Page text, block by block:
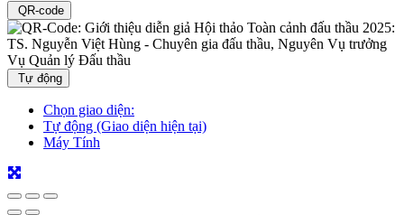
QR-code
Tự động
Chọn giao diện:
Tự động (Giao diện hiện tại)
Máy Tính